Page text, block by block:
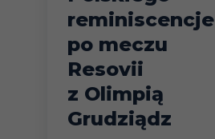
reminiscencje
po meczu
Resovii
z Olimpią
Grudziądz